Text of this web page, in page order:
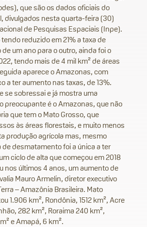
que são os dados oficiais do
divulgados nesta quarta-feira (30)
de Pesquisas Espaciais (Inpe).
reduzido em 21% a taxa de
um ano para o outro, ainda foi o
tendo mais de 4 mil km² de áreas
aparece o Amazonas, com
a ter aumento nas taxas, de 13%.
se sobressai e já mostra uma
preocupante é o Amazonas, que não
que tem o Mato Grosso, que
às áreas florestais, e muito menos
produção agrícola mas, mesmo
de desmatamento foi a única a ter
ciclo de alta que começou em 2018
nos últimos 4 anos, um aumento de
Mauro Armelin, diretor executivo
– Amazônia Brasileira. Mato
1.906 km², Rondônia, 1512 km², Acre
282 km², Roraima 240 km²,
e Amapá, 6 km².